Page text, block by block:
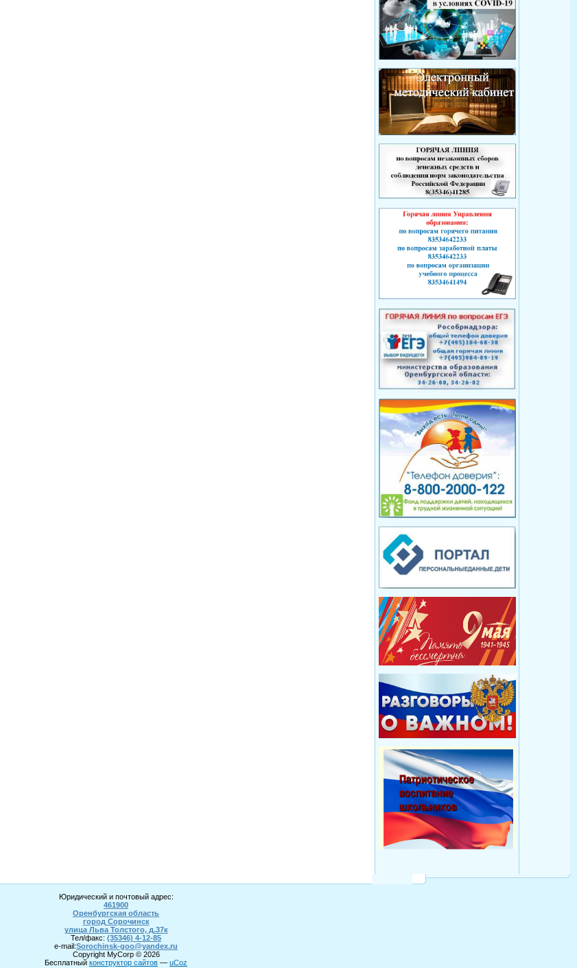
Юридический и почтовый адрес:
461900
Оренбургская область
город Сорочинск
улица Льва Толстого, д.37к
Тел/факс: (35346) 4-12-85
e-mail:Sorochinsk-goo@yandex.ru
Copyright MyCorp © 2026
Бесплатный конструктор сайтов — uCoz